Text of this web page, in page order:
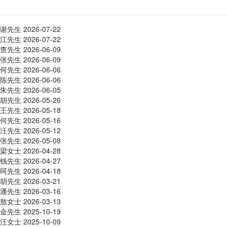
谢先生 2026-07-22
江先生 2026-07-22
查先生 2026-06-09
张先生 2026-06-09
何先生 2026-06-06
陈先生 2026-06-06
朱先生 2026-06-05
胡先生 2026-05-26
王先生 2026-05-18
何先生 2026-05-16
汪先生 2026-05-12
张先生 2026-05-08
梁女士 2026-04-28
钱先生 2026-04-27
呵先生 2026-04-18
胡先生 2026-03-21
潘先生 2026-03-16
敖女士 2026-03-13
金先生 2025-10-19
汪女士 2025-10-09